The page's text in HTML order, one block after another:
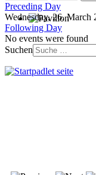
Preceding Day
Wednesday, 26. March
Following Day
No events were found
Suchen